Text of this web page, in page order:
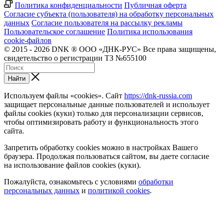
Политика конфиденциальности Публичная оферта
Согласие субъекта (пользователя) на обработку персональных
данных Согласие пользователя на рассылку рекламы
Пользовательское соглашение Политика использования
cookie-файлов
© 2015 - 2026 DNK ® ООО «ДНК-РУС» Все права защищены,
свидетельство о регистрации ТЗ №655100
Найти
Используем файлы «cookies». Сайт https://dnk-russia.com
защищает персональные данные пользователей и использует
файлы cookies (куки) только для персонализации сервисов,
чтобы оптимизировать работу и функциональность этого
сайта.
Запретить обработку cookies можно в настройках Вашего
браузера. Продолжая пользоваться сайтом, вы даете согласие
на использование файлов cookies (куки).
Пожалуйста, ознакомьтесь с условиями обработки
персональных данных и политикой cookies.